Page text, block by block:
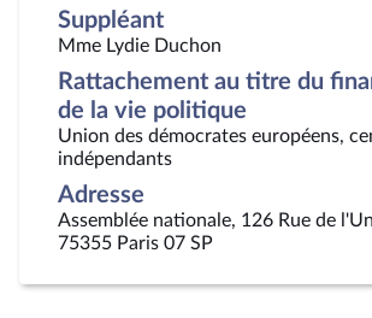
Suppléant
Mme Lydie Duchon
Rattachement au titre du
de la vie politique
Union des démocrates européens,
indépendants
Adresse
Assemblée nationale, 126 Rue de
75355 Paris 07 SP